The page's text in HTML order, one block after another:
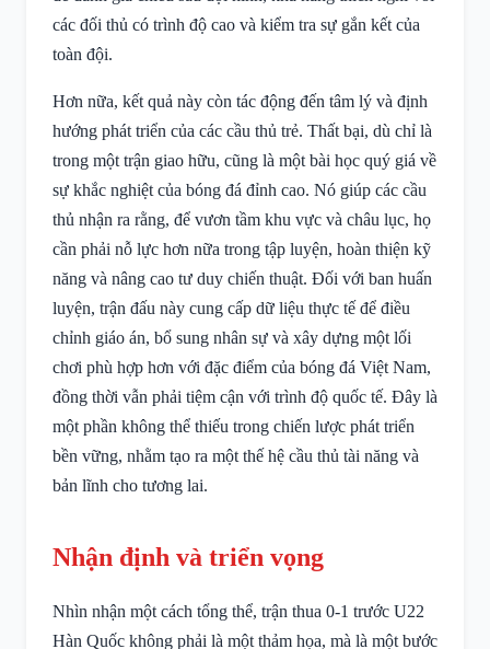
các đối thủ có trình độ cao và kiểm tra sự gắn kết của
toàn đội.
Hơn nữa, kết quả này còn tác động đến tâm lý và định
hướng phát triển của các cầu thủ trẻ. Thất bại, dù chỉ là
trong một trận giao hữu, cũng là một bài học quý giá về
sự khắc nghiệt của bóng đá đỉnh cao. Nó giúp các cầu
thủ nhận ra rằng, để vươn tầm khu vực và châu lục, họ
cần phải nỗ lực hơn nữa trong tập luyện, hoàn thiện kỹ
năng và nâng cao tư duy chiến thuật. Đối với ban huấn
luyện, trận đấu này cung cấp dữ liệu thực tế để điều
chỉnh giáo án, bổ sung nhân sự và xây dựng một lối
chơi phù hợp hơn với đặc điểm của bóng đá Việt Nam,
đồng thời vẫn phải tiệm cận với trình độ quốc tế. Đây là
một phần không thể thiếu trong chiến lược phát triển
bền vững, nhằm tạo ra một thế hệ cầu thủ tài năng và
bản lĩnh cho tương lai.
Nhận định và triển vọng
Nhìn nhận một cách tổng thể, trận thua 0-1 trước U22
Hàn Quốc không phải là một thảm họa, mà là một bước